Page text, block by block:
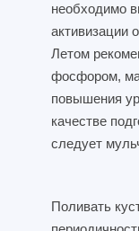
необходимо
активизации
Летом
фосфором,
повышения
качестве
следует
Поливать